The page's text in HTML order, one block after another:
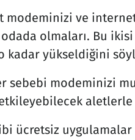
ve
olmaları. Bu
yükseldiğini
sebebi modeminizi
ücretsiz